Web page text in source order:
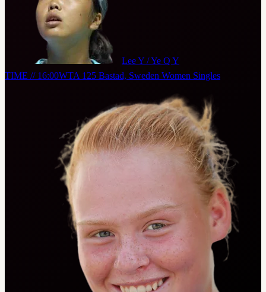
Lee Y / Ye Q Y
TIME // 16:00WTA 125 Bastad, Sweden Women Singles